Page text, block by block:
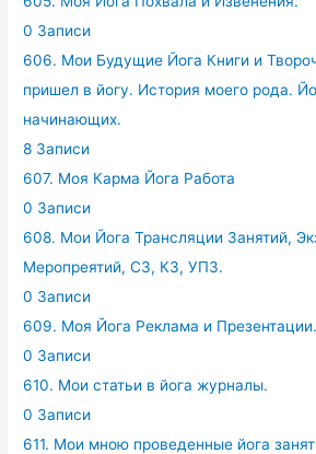
0 Записи
606. Мои Будущие Йога Книги и
пришел в йогу. История моего рода.
начинающих.
8 Записи
607. Моя Карма Йога Работа
0 Записи
608. Мои Йога Трансляции Занятий,
Меропреятий, СЗ, КЗ, УПЗ.
0 Записи
609. Моя Йога Реклама и Презентации.
0 Записи
610. Мои статьи в йога журналы.
0 Записи
611. Мои мною проведенные йога